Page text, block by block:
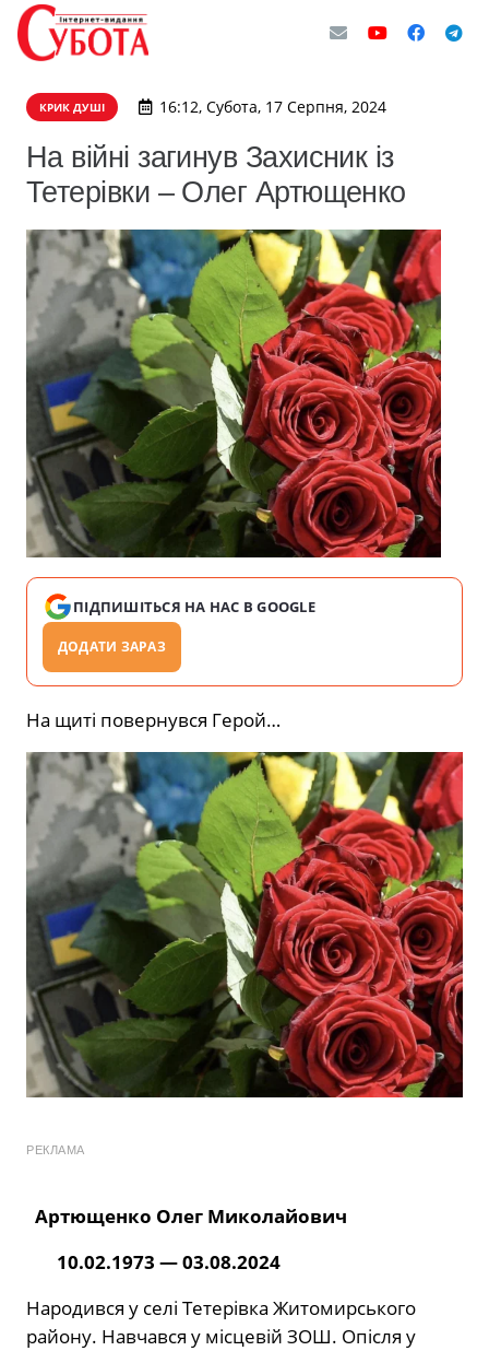
КРИК ДУШІ 16:12, Субота, 17 Серпня, 2024
На війні загинув Захисник із
Тетерівки – Олег Артющенко
ПІДПИШІТЬСЯ НА НАС В GOOGLE
ДОДАТИ ЗАРАЗ
На щиті повернувся Герой…
РЕКЛАМА
Артющенко Олег Миколайович
10.02.1973 — 03.08.2024
Народився у селі Тетерівка Житомирського
району. Навчався у місцевій ЗОШ. Опісля у